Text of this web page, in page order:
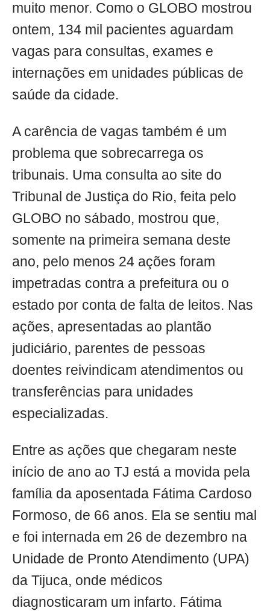
muito menor. Como o GLOBO mostrou
ontem, 134 mil pacientes aguardam
vagas para consultas, exames e
internações em unidades públicas de
saúde da cidade.
A carência de vagas também é um
problema que sobrecarrega os
tribunais. Uma consulta ao site do
Tribunal de Justiça do Rio, feita pelo
GLOBO no sábado, mostrou que,
somente na primeira semana deste
ano, pelo menos 24 ações foram
impetradas contra a prefeitura ou o
estado por conta de falta de leitos. Nas
ações, apresentadas ao plantão
judiciário, parentes de pessoas
doentes reivindicam atendimentos ou
transferências para unidades
especializadas.
Entre as ações que chegaram neste
início de ano ao TJ está a movida pela
família da aposentada Fátima Cardoso
Formoso, de 66 anos. Ela se sentiu mal
e foi internada em 26 de dezembro na
Unidade de Pronto Atendimento (UPA)
da Tijuca, onde médicos
diagnosticaram um infarto. Fátima